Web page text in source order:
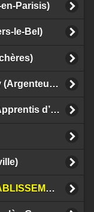
Parisis)
le-Bel)
Lycée professionnel Cognacq-Jay (Argenteuil)
Lycée Professionnel Saint-Jean (Apprentis d’Auteuil) (Sannois)
PRIVE)